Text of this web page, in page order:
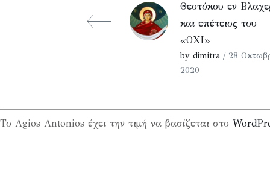
Θεοτόκου εν
και επέτειος του
«ΟΧΙ»
by dimitra / 28
2020
Το Agios Antonios έχει την τιμή να βασίζεται στο